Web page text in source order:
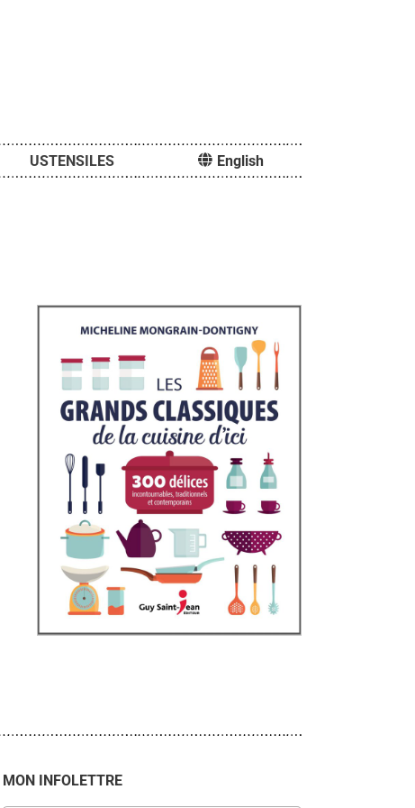
USTENSILES English
MON INFOLETTRE